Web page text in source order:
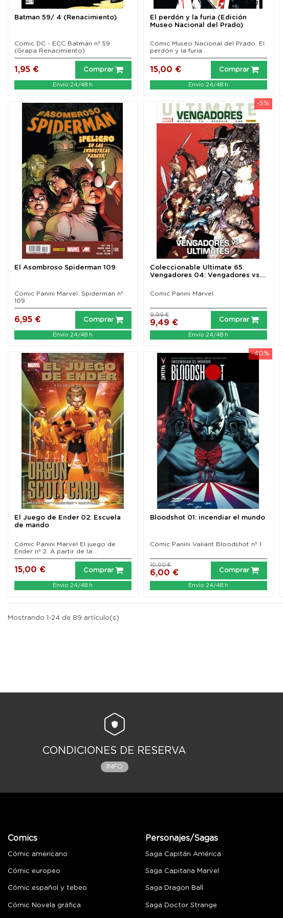
Batman 59/ 4 (Renacimiento)
Comic DC - ECC Batman nº 59
(Grapa Renacimiento)
1,95 € Comprar
Envío 24/48 h
El perdón y la furia (Edición
Museo Nacional del Prado)
Cómic Museo Nacional del Prado. El
perdón y la furia.
15,00 € Comprar
Envío 24/48 h
El Asombroso Spiderman 109
Comic Panini Marvel. Spiderman nº
109
6,95 € Comprar
Envío 24/48 h
-5%
Coleccionable Ultimate 65.
Vengadores 04: Vengadores vs....
Comic Panini Marvel
9,49 €
9,99 €
Comprar
Envío 24/48 h
El Juego de Ender 02: Escuela
de mando
Cómic Panini Marvel El juego de
Ender nº 2. A partir de la...
15,00 € Comprar
Envío 24/48 h
-40%
Bloodshot 01: incendiar el mundo
Cómic Panini Valiant Bloodshot nº 1
6,00 €
10,00 €
Comprar
Envío 24/48 h
Mostrando 1-24 de 89 artículo(s)
CONDICIONES DE RESERVA
INFO
Comics
Cómic americano
Cómic europeo
Cómic español y tebeo
Cómic Novela gráfica
Personajes/Sagas
Saga Capitán América
Saga Capitana Marvel
Saga Dragon Ball
Saga Doctor Strange